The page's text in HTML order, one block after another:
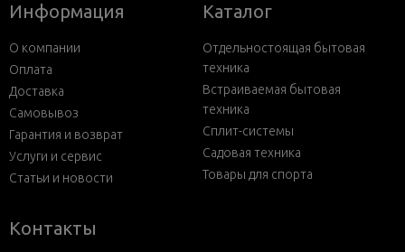
Информация
О компании
Оплата
Доставка
Самовывоз
Гарантия и возврат
Услуги и сервис
Статьи и новости
Каталог
Отдельностоящая бытовая
техника
Встраиваемая бытовая
техника
Сплит-системы
Садовая техника
Товары для спорта
Контакты